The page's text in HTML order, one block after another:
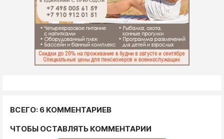
ВСЕГО: 6 КОММЕНТАРИЕВ
ЧТОБЫ ОСТАВЛЯТЬ КОММЕНТАРИИ